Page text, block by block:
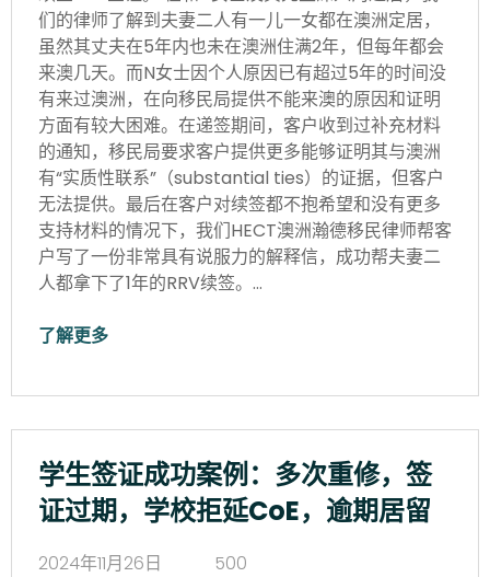
们的律师了解到夫妻二人有一儿一女都在澳洲定居，
虽然其丈夫在5年内也未在澳洲住满2年，但每年都会
来澳几天。而N女士因个人原因已有超过5年的时间没
有来过澳洲，在向移民局提供不能来澳的原因和证明
方面有较大困难。在递签期间，客户收到过补充材料
的通知，移民局要求客户提供更多能够证明其与澳洲
有“实质性联系”（substantial ties）的证据，但客户
无法提供。最后在客户对续签都不抱希望和没有更多
支持材料的情况下，我们HECT澳洲瀚德移民律师帮客
户写了一份非常具有说服力的解释信，成功帮夫妻二
人都拿下了1年的RRV续签。…
了解更多
学生签证成功案例：多次重修，签
证过期，学校拒延CoE，逾期居留
2024年11月26日
500